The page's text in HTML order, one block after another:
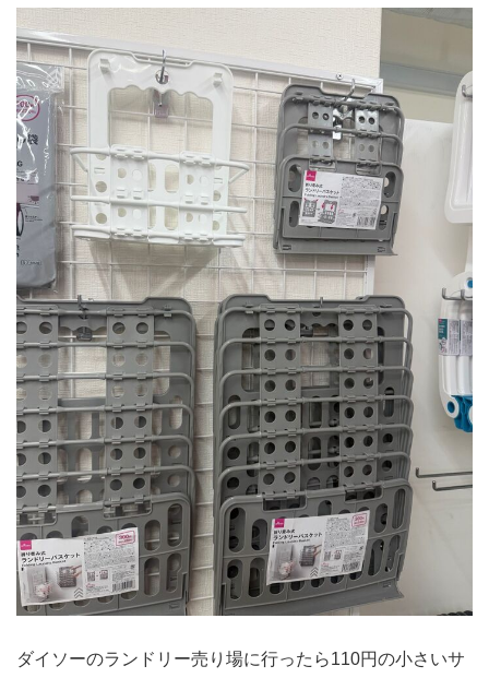
ダイソーのランドリー売り場に行ったら110円の小さいサ